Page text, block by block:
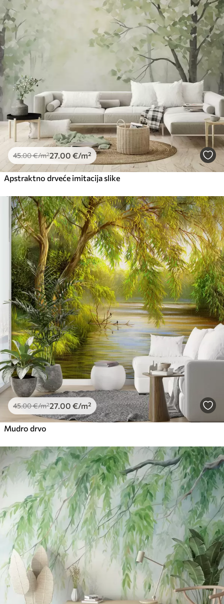
45.00€/m²27 .00 €/m²
Apstraktno drveće imitacija slike
45.00€/m²27 .00 €/m²
Mudro drvo